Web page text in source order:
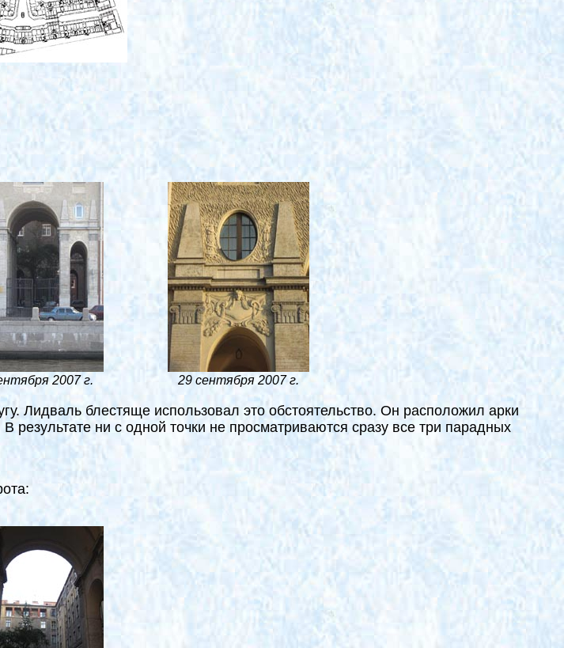
2007 г. 29 сентября 2007 г.
Лидваль блестяще использовал это обстоятельство. Он расположил арки
ни с одной точки не просматриваются сразу все три парадных